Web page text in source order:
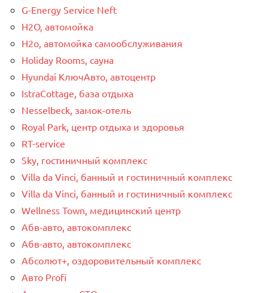
G-Energy Service Neft
H2O, автомойка
H2o, автомойка самообслуживания
Holiday Rooms, сауна
Hyundai КлючАвто, автоцентр
IstraCottage, база отдыха
Nesselbeck, замок-отель
Royal Park, центр отдыха и здоровья
RT-service
Sky, гостиничный комплекс
Villa da Vinci, банный и гостиничный комплекс
Villa da Vinci, банный и гостиничный комплекс
Wellness Town, медицинский центр
Абв-авто, автокомплекс
Абв-авто, автокомплекс
Абсолют+, оздоровительный комплекс
Авто Profi